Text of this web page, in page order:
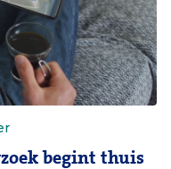
begint thuis